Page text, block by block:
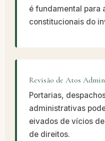
é fundamental para
constitucionais do
Revisão de Atos
Portarias,
administrativas
eivados de vícios
de direitos.